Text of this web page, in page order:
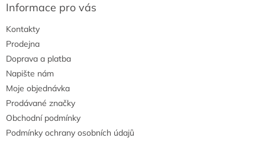
Informace pro vás
Kontakty
Prodejna
Doprava a platba
Napište nám
Moje objednávka
Prodávané značky
Obchodní podmínky
Podmínky ochrany osobních údajů